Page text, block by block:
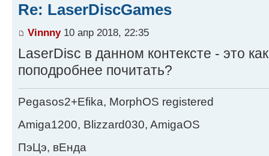
Re: LaserDiscGames
Vinnny10 апр 2018, 22:35
LaserDisc в данном контексте - это
поподробнее почитать?
Pegasos2+Efika, MorphOS registered
Amiga1200, Blizzard030, AmigaOS
ПэЦэ, вЕнда